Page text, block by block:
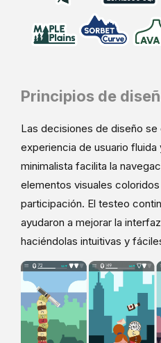
Principios de
Las decisiones de diseño se
experiencia de usuario
minimalista facilita la
elementos visuales
participación. El testeo
ayudaron a mejorar la
haciéndolas intuitivas y